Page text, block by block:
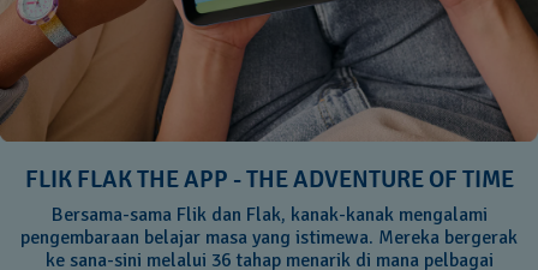
FLIK FLAK THE APP - THE ADVENTURE OF TIME
Bersama-sama Flik dan Flak, kanak-kanak mengalami
pengembaraan belajar masa yang istimewa. Mereka bergerak
ke sana-sini melalui 36 tahap menarik di mana pelbagai